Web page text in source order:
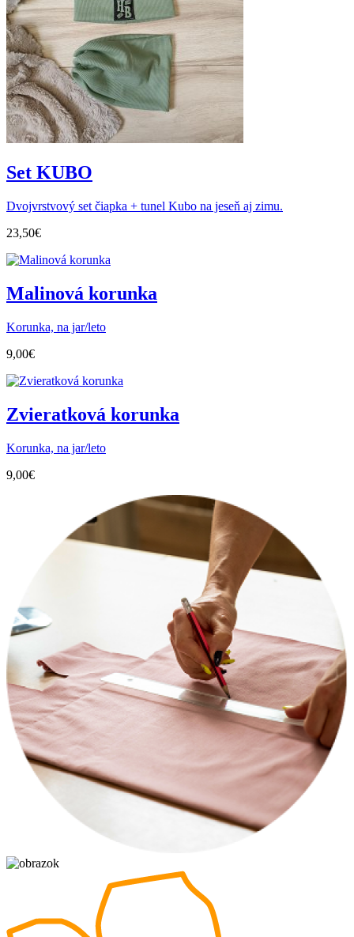
Set KUBO
Dvojvrstvový set čiapka + tunel Kubo na jeseň aj zimu.
23,50€
Malinová korunka
Korunka, na jar/leto
9,00€
Zvieratková korunka
Korunka, na jar/leto
9,00€